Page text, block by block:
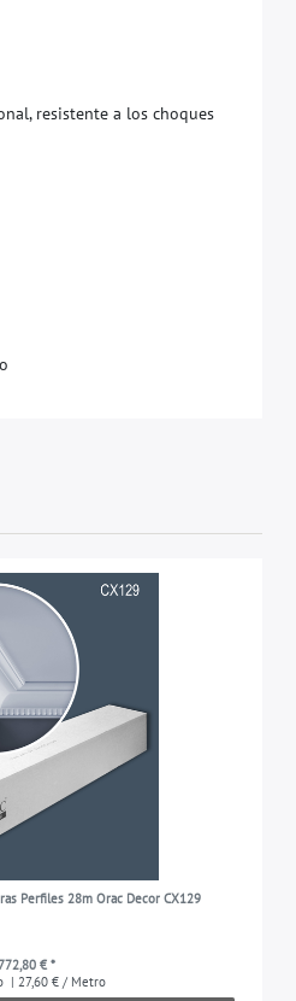
nal, resistente a los choques
Perfiles 28m Orac Decor CX129
€ *
| 27,60 € / Metro